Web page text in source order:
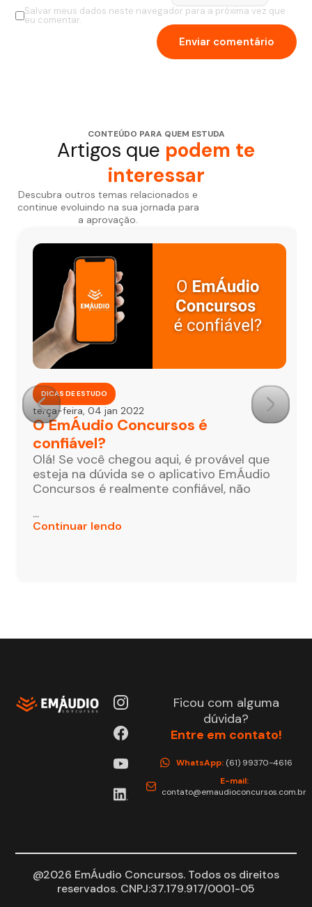
Salvar meus dados neste navegador para a próxima vez que
eu comentar.
CONTEÚDO PARA QUEM ESTUDA
Artigos que podem te
interessar
Descubra outros temas relacionados e
continue evoluindo na sua jornada para
a aprovação.
DICAS DE ESTUDO
terça-feira, 04 jan 2022
O EmÁudio Concursos é
confiável?
Olá! Se você chegou aqui, é provável que
esteja na dúvida se o aplicativo EmÁudio
Concursos é realmente confiável, não
...
Continuar lendo
Ficou com alguma
dúvida?
Entre em contato!
WhatsApp: (61) 99370-4616
E-mail:
contato@emaudioconcursos.com.br
@2026 EmÁudio Concursos. Todos os direitos
reservados. CNPJ:37.179.917/0001-05